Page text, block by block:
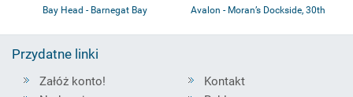
Bay Head - Barnegat Bay
Avalon - Moran’s Dockside, 30th
Przydatne linki
Załóż konto!
Kontakt